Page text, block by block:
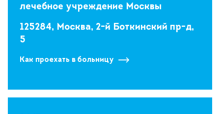
лечебное учреждение Москвы
125284, Москва, 2-й Боткинский пр-д,
5
Как проехать в больницу